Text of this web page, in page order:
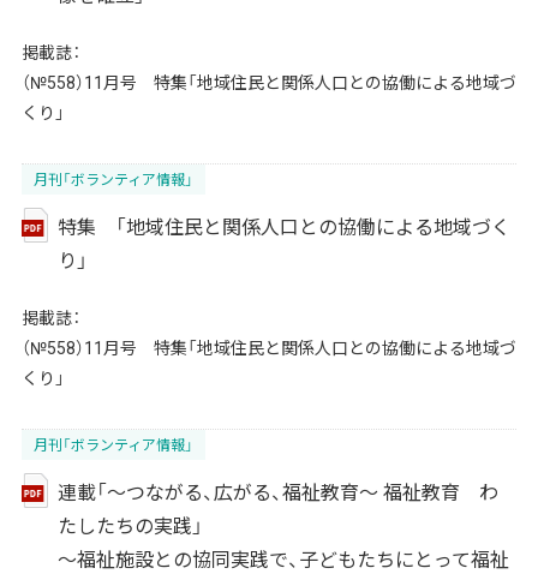
掲載誌：
（№558）11月号 特集「地域住民と関係人口との協働による地域づ
くり」
月刊「ボランティア情報」
特集 「地域住民と関係人口との協働による地域づく
り」
掲載誌：
（№558）11月号 特集「地域住民と関係人口との協働による地域づ
くり」
月刊「ボランティア情報」
連載「～つながる、広がる、福祉教育～ 福祉教育 わ
たしたちの実践」
～福祉施設との協同実践で、子どもたちにとって福祉